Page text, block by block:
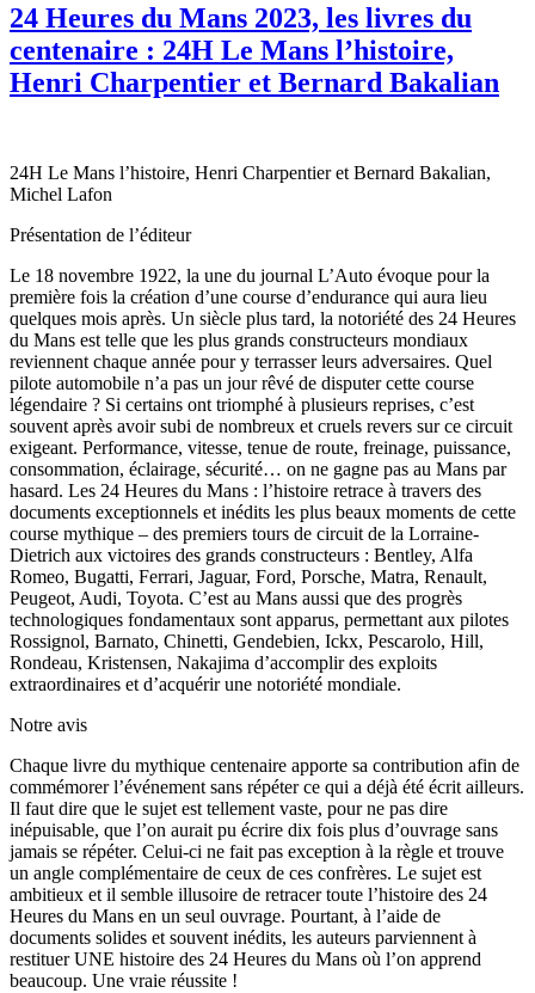
24 Heures du Mans 2023, les livres du
centenaire : 24H Le Mans l’histoire,
Henri Charpentier et Bernard Bakalian
24H Le Mans l’histoire, Henri Charpentier et Bernard Bakalian,
Michel Lafon
Présentation de l’éditeur
Le 18 novembre 1922, la une du journal L’Auto évoque pour la
première fois la création d’une course d’endurance qui aura lieu
quelques mois après. Un siècle plus tard, la notoriété des 24 Heures
du Mans est telle que les plus grands constructeurs mondiaux
reviennent chaque année pour y terrasser leurs adversaires. Quel
pilote automobile n’a pas un jour rêvé de disputer cette course
légendaire ? Si certains ont triomphé à plusieurs reprises, c’est
souvent après avoir subi de nombreux et cruels revers sur ce circuit
exigeant. Performance, vitesse, tenue de route, freinage, puissance,
consommation, éclairage, sécurité… on ne gagne pas au Mans par
hasard. Les 24 Heures du Mans : l’histoire retrace à travers des
documents exceptionnels et inédits les plus beaux moments de cette
course mythique – des premiers tours de circuit de la Lorraine-
Dietrich aux victoires des grands constructeurs : Bentley, Alfa
Romeo, Bugatti, Ferrari, Jaguar, Ford, Porsche, Matra, Renault,
Peugeot, Audi, Toyota. C’est au Mans aussi que des progrès
technologiques fondamentaux sont apparus, permettant aux pilotes
Rossignol, Barnato, Chinetti, Gendebien, Ickx, Pescarolo, Hill,
Rondeau, Kristensen, Nakajima d’accomplir des exploits
extraordinaires et d’acquérir une notoriété mondiale.
Notre avis
Chaque livre du mythique centenaire apporte sa contribution afin de
commémorer l’événement sans répéter ce qui a déjà été écrit ailleurs.
Il faut dire que le sujet est tellement vaste, pour ne pas dire
inépuisable, que l’on aurait pu écrire dix fois plus d’ouvrage sans
jamais se répéter. Celui-ci ne fait pas exception à la règle et trouve
un angle complémentaire de ceux de ces confrères. Le sujet est
ambitieux et il semble illusoire de retracer toute l’histoire des 24
Heures du Mans en un seul ouvrage. Pourtant, à l’aide de
documents solides et souvent inédits, les auteurs parviennent à
restituer UNE histoire des 24 Heures du Mans où l’on apprend
beaucoup. Une vraie réussite !